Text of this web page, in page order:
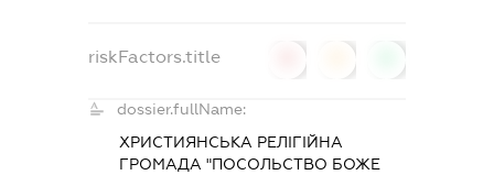
riskFactors.title
dossier.fullName:
ХРИСТИЯНСЬКА РЕЛІГІЙНА
ГРОМАДА "ПОСОЛЬСТВО БОЖЕ